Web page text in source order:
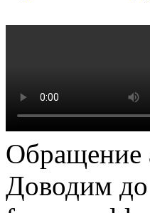
Обращение
Доводим до